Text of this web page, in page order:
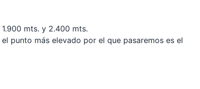
mts. y 2.400 mts.
punto más elevado por el que pasaremos es el